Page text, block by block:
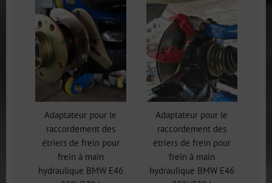
Adaptateur pour le
raccordement des
étriers de frein pour
frein à main
hydraulique BMW E46
Adaptateur pour le
raccordement des
étriers de frein pour
frein à main
hydraulique BMW E46